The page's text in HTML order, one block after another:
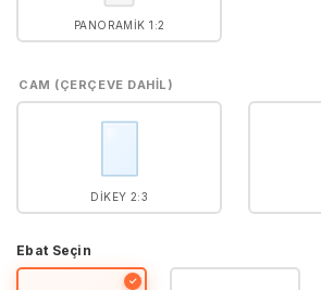
PANORAMIK 1:2
CAM (ÇERÇEVE DAHIL)
DIKEY 2:3
Ebat Seçin
✓